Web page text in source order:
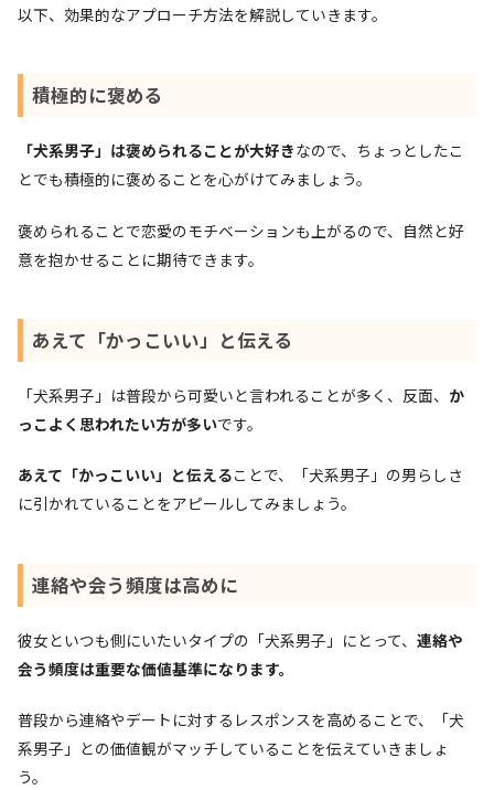
以下、効果的なアプローチ方法を解説していきます。
積極的に褒める
「犬系男子」は褒められることが大好きなので、ちょっとしたこ
とでも積極的に褒めることを心がけてみましょう。
褒められることで恋愛のモチベーションも上がるので、自然と好
意を抱かせることに期待できます。
あえて「かっこいい」と伝える
「犬系男子」は普段から可愛いと言われることが多く、反面、 か
っこよく思われたい方が多いです。
あえて「かっこいい」と伝えることで、「犬系男子」の男らしさ
に引かれていることをアピールしてみましょう。
連絡や会う頻度は高めに
彼女といつも側にいたいタイプの「犬系男子」にとって、 連絡や
会う頻度は重要な価値基準になります。
普段から連絡やデートに対するレスポンスを高めることで、「犬
系男子」との価値観がマッチしていることを伝えていきましょ
う。